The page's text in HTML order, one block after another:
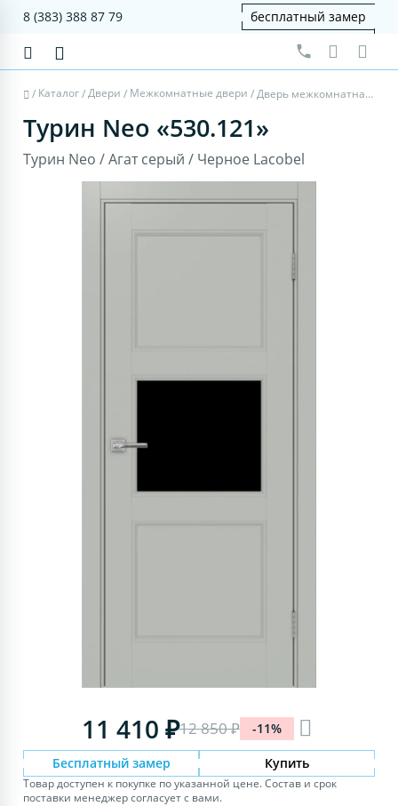
8 (383) 388 87 79 бесплатный замер
/ Каталог/Двери / Межкомнатные двери / Дверь межкомнатная Турин Neo 530.121 - агат серый, черное lacobel
Турин Neo «530.121»
Турин Neo / Агат серый / Черное Lacobel
11 410 ₽12 850 ₽ -11%
Бесплатный замер Купить
Товар доступен к покупке по указанной цене. Состав и срок
поставки менеджер согласует с вами.